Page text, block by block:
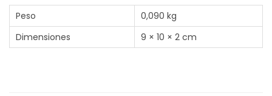
Peso
0,090 kg
Dimensiones
9 × 10 × 2 cm